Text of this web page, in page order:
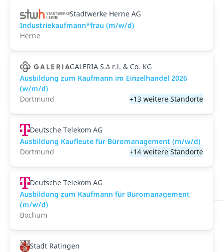
Stadtwerke Herne AG
Industriekaufmann*frau (m/w/d)
Herne
GALERIA S.à r.l. & Co. KG
Ausbildung zum Kaufmann im Einzelhandel 2026
(w/m/d)
Dortmund
+13 weitere Standorte
Deutsche Telekom AG
Ausbildung Kaufleute für Büromanagement (m/w/d)
Dortmund
+14 weitere Standorte
Deutsche Telekom AG
Ausbildung zum Kaufmann für Büromanagement
(m/w/d)
Bochum
Stadt Ratingen